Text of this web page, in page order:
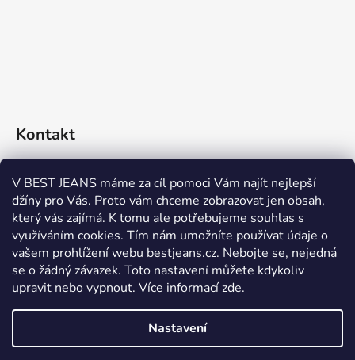
V BEST JEANS máme za cíl pomoci Vám najít nejlepší
džíny pro Vás. Proto vám chceme zobrazovat jen obsah,
který vás zajímá. K tomu ale potřebujeme souhlas s
využíváním cookies. Tím nám umožníte používat údaje o
vašem prohlížení webu bestjeans.cz. Nebojte se, nejedná
se o žádný závazek. Toto nastavení můžete kdykoliv
upravit nebo vypnout. Více informacízde.
Nastavení
Kontakt
eshop@bestjeans.cz
+420 771 200 468
+420 771 200 468